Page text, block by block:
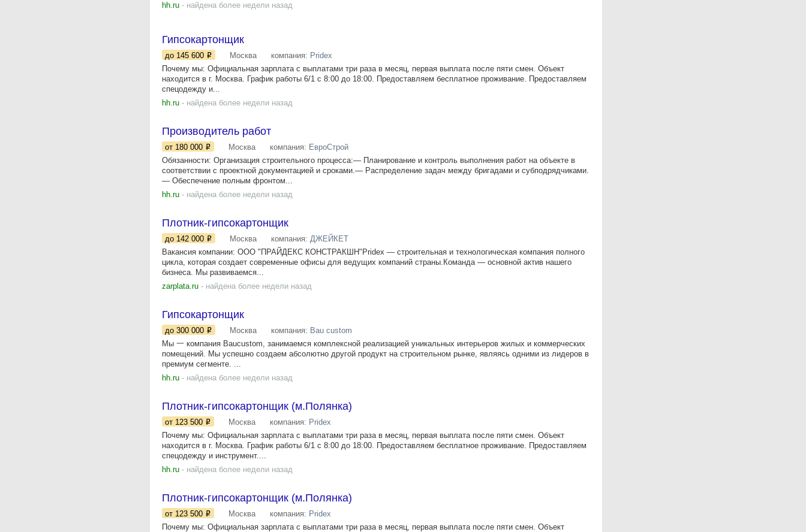
hh.ru - найдена более недели назад
Гипсокартонщик
до 145 600 Москва компания: Pridex
Почему мы: Официальная зарплата с выплатами три раза в месяц, первая выплата после пяти смен. Объект
находится в г. Москвa. График работы 6/1 с 8:00 до 18:00. Предоставляем бесплатное проживание. Предоставляем
спецодежду и...
hh.ru - найдена более недели назад
Производитель работ
от 180 000 Москва компания: ЕвроCтрой
Обязанности: Организация строительного процесса:— Планирование и контроль выполнения работ на объекте в
соответствии с проектной документацией и сроками.— Распределение задач между бригадами и субподрядчиками.
— Обеспечение полным фронтом...
hh.ru - найдена более недели назад
Плотник-гипсокартонщик
до 142 000 Москва компания: ДЖЕЙКЕТ
Вакансия компании: ООО "ПРАЙДЕКС КОНСТРАКШН"Pridex — строительная и технологическая компания полного
цикла, которая создает современные офисы для ведущих компаний страны.Команда — основной актив нашего
бизнеса. Мы развиваемся...
zarplata.ru - найдена более недели назад
Гипсокартонщик
до 300 000 Москва компания: Bau custom
Мы 一 компания Baucustom, занимаемся комплексной реализацией уникальных интерьеров жилых и коммерческих
помещений. Мы успешно создаем абсолютно другой продукт на строительном рынке, являясь одними из лидеров в
премиум сегменте. ...
hh.ru - найдена более недели назад
Плотник-гипсокартонщик (м.Полянка)
от 123 500 Москва компания: Pridex
Почему мы: Официальная зарплата с выплатами три раза в месяц, первая выплата после пяти смен. Объект
находится в г. Москва. График работы 6/1 с 8:00 до 18:00. Предоставляем бесплатное проживание. Предоставляем
спецодежду и инструмент....
hh.ru - найдена более недели назад
Плотник-гипсокартонщик (м.Полянка)
от 123 500 Москва компания: Pridex
Почему мы: Официальная зарплата с выплатами три раза в месяц, первая выплата после пяти смен. Объект